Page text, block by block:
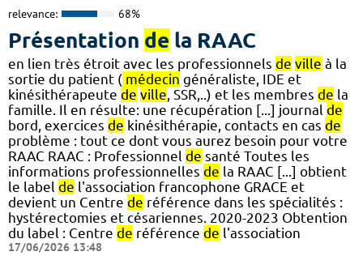
relevance: 68%
Présentation de la RAAC
en lien très étroit avec les professionnels de ville à la
sortie du patient ( médecin généraliste, IDE et
kinésithérapeute de ville, SSR,..) et les membres de la
famille. Il en résulte: une récupération [...] journal de
bord, exercices de kinésithérapie, contacts en cas de
problème : tout ce dont vous aurez besoin pour votre
RAAC RAAC : Professionnel de santé Toutes les
informations professionnelles de la RAAC [...] obtient
le label de l'association francophone GRACE et
devient un Centre de référence dans les spécialités :
hystérectomies et césariennes. 2020-2023 Obtention
du label : Centre de référence de l'association
17/06/2026 13:48